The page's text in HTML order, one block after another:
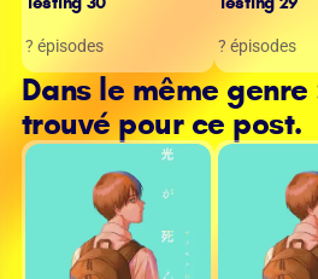
? épisodes ? épisodes
Dans le même
trouvé pour ce post.